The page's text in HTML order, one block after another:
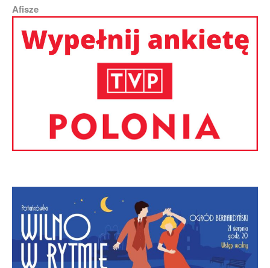
Afisze